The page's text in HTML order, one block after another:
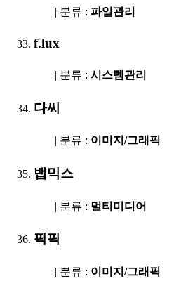
| 분류 : 파일관리
f.lux
| 분류 : 시스템관리
다씨
| 분류 : 이미지/그래픽
뱁믹스
| 분류 : 멀티미디어
픽픽
| 분류 : 이미지/그래픽